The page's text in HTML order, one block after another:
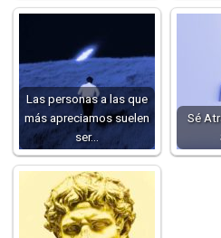
Las personas a las que
más apreciamos suelen
ser…
Sé